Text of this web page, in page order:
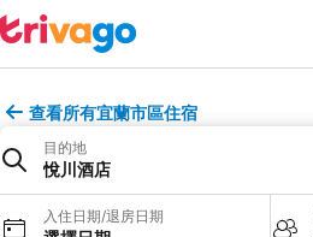
查看所有宜蘭市區住宿
目的地
悅川酒店
入住日期/退房日期